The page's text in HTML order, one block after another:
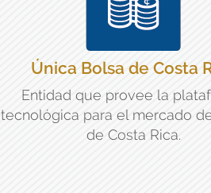
Única Bolsa de Costa
Entidad que provee la
tecnológica para el mercado
de Costa Rica.